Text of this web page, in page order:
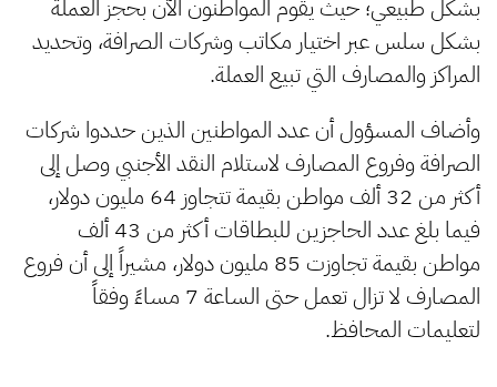
بشكل طبيعي؛ حيث يقوم المواطنون الآن بحجز العملة
بشكل سلس عبر اختيار مكاتب وشركات الصرافة، وتحديد
المراكز والمصارف التي تبيع العملة.
وأضاف المسؤول أن عدد المواطنين الذين حددوا شركات
الصرافة وفروع المصارف لاستلام النقد الأجنبي وصل إلى
أكثر من 32 ألف مواطن بقيمة تتجاوز 64 مليون دولار،
فيما بلغ عدد الحاجزين للبطاقات أكثر من 43 ألف
مواطن بقيمة تجاوزت 85 مليون دولار، مشيراً إلى أن فروع
المصارف لا تزال تعمل حتى الساعة 7 مساءً وفقاً
لتعليمات المحافظ.